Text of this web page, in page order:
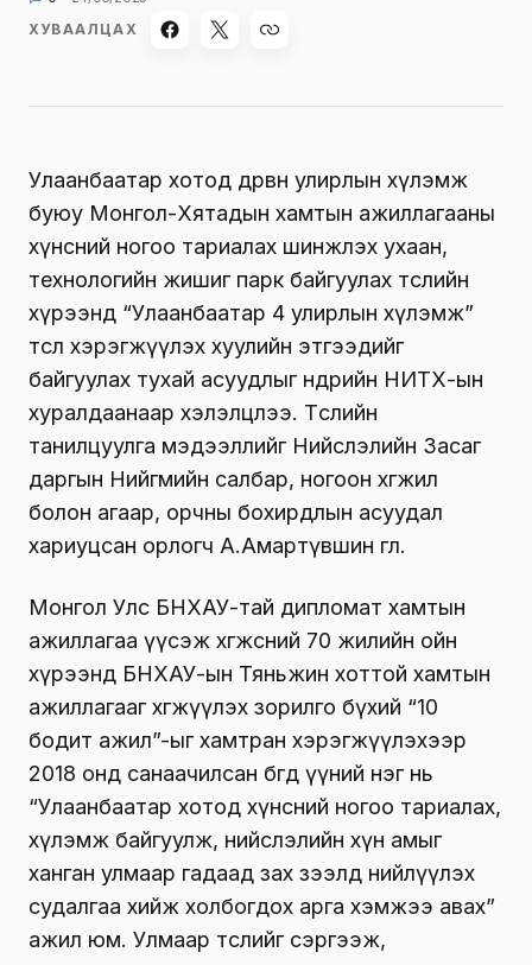
ХУВААЛЦАХ
Улаанбаатар хотод дөрвөн улирлын хүлэмж
буюу Монгол-Хятадын хамтын ажиллагааны
хүнсний ногоо тариалах шинжлэх ухаан,
технологийн жишиг парк байгуулах төслийн
хүрээнд “Улаанбаатар 4 улирлын хүлэмж”
төсөл хэрэгжүүлэх хуулийн этгээдийг
байгуулах тухай асуудлыг өнөөдрийн НИТХ-ын
хуралдаанаар хэлэлцлээ. Төслийн
танилцуулга мэдээллийг Нийслэлийн Засаг
даргын Нийгмийн салбар, ногоон хөгжил
болон агаар, орчны бохирдлын асуудал
хариуцсан орлогч А.Амартүвшин өглөө.
Монгол Улс БНХАУ-тай дипломат хамтын
ажиллагаа үүсэж хөгжсөний 70 жилийн ойн
хүрээнд БНХАУ-ын Тяньжин хоттой хамтын
ажиллагааг хөгжүүлэх зорилго бүхий “10
бодит ажил”-ыг хамтран хэрэгжүүлэхээр
2018 онд санаачилсан бөгөөд үүний нэг нь
“Улаанбаатар хотод хүнсний ногоо тариалах,
хүлэмж байгуулж, нийслэлийн хүн амыг
ханган улмаар гадаад зах зээлд нийлүүлэх
судалгаа хийж холбогдох арга хэмжээ авах”
ажил юм. Улмаар төслийг сэргээж,